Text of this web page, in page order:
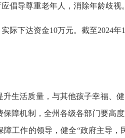
倡导尊重老年人，消除年龄歧视。
际下达资金10万元。截至2024
生活质量，与其他孩子幸福、
障机制，全州各级各部门要高
工作的领导，健全“政府主导